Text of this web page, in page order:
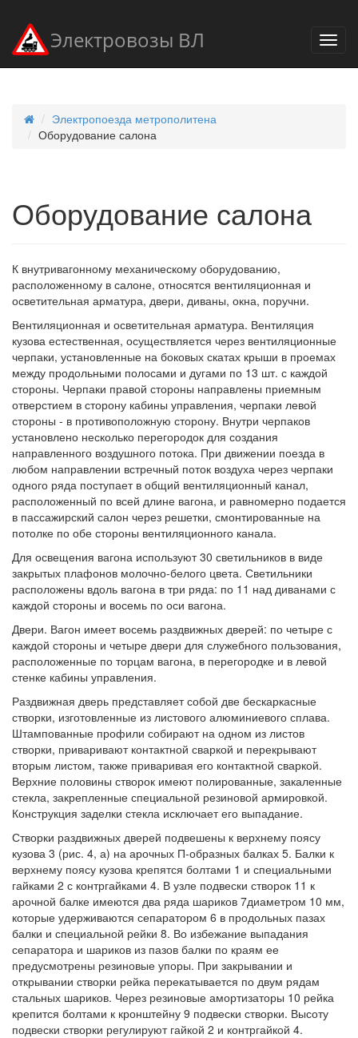
Электровозы ВЛ
Электропоезда метрополитена
Оборудование салона
Оборудование салона
К внутривагонному механическому оборудованию,
расположенному в салоне, относятся вентиляционная и
осветительная арматура, двери, диваны, окна, поручни.
Вентиляционная и осветительная арматура. Вентиляция
кузова естественная, осуществляется через вентиляционные
черпаки, установленные на боковых скатах крыши в проемах
между продольными полосами и дугами по 13 шт. с каждой
стороны. Черпаки правой стороны направлены приемным
отверстием в сторону кабины управления, черпаки левой
стороны - в противоположную сторону. Внутри черпаков
установлено несколько перегородок для создания
направленного воздушного потока. При движении поезда в
любом направлении встречный поток воздуха через черпаки
одного ряда поступает в общий вентиляционный канал,
расположенный по всей длине вагона, и равномерно подается
в пассажирский салон через решетки, смонтированные на
потолке по обе стороны вентиляционного канала.
Для освещения вагона используют 30 светильников в виде
закрытых плафонов молочно-белого цвета. Светильники
расположены вдоль вагона в три ряда: по 11 над диванами с
каждой стороны и восемь по оси вагона.
Двери. Вагон имеет восемь раздвижных дверей: по четыре с
каждой стороны и четыре двери для служебного пользования,
расположенные по торцам вагона, в перегородке и в левой
стенке кабины управления.
Раздвижная дверь представляет собой две бескаркасные
створки, изготовленные из листового алюминиевого сплава.
Штампованные профили собирают на одном из листов
створки, приваривают контактной сваркой и перекрывают
вторым листом, также приваривая его контактной сваркой.
Верхние половины створок имеют полированные, закаленные
стекла, закрепленные специальной резиновой армировкой.
Конструкция заделки стекла исключает его выпадание.
Створки раздвижных дверей подвешены к верхнему поясу
кузова 3 (рис. 4, а) на арочных П-образных балках 5. Балки к
верхнему поясу кузова крепятся болтами 1 и специальными
гайками 2 с контргайками 4. В узле подвески створок 11 к
арочной балке имеются два ряда шариков 7диаметром 10 мм,
которые удерживаются сепаратором 6 в продольных пазах
балки и специальной рейки 8. Во избежание выпадания
сепаратора и шариков из пазов балки по краям ее
предусмотрены резиновые упоры. При закрывании и
открывании створки рейка перекатывается по двум рядам
стальных шариков. Через резиновые амортизаторы 10 рейка
крепится болтами к кронштейну 9 подвески створки. Высоту
подвески створки регулируют гайкой 2 и контргайкой 4.